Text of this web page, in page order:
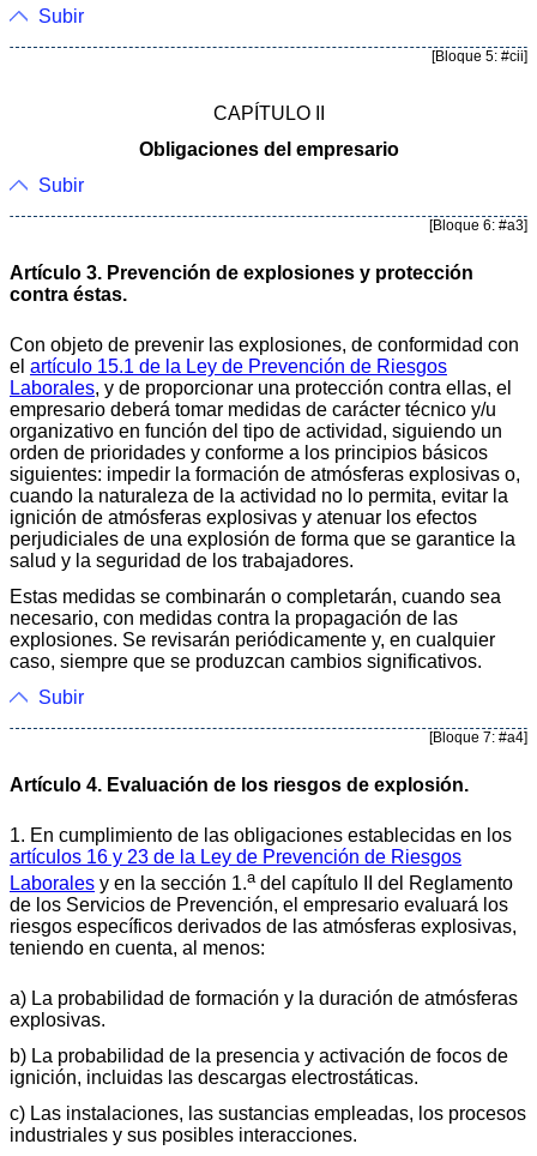
Subir
[Bloque 5: #cii]
CAPÍTULO II
Obligaciones del empresario
Subir
[Bloque 6: #a3]
Artículo 3. Prevención de explosiones y protección
contra éstas.
Con objeto de prevenir las explosiones, de conformidad con
el artículo 15.1 de la Ley de Prevención de Riesgos
Laborales, y de proporcionar una protección contra ellas, el
empresario deberá tomar medidas de carácter técnico y/u
organizativo en función del tipo de actividad, siguiendo un
orden de prioridades y conforme a los principios básicos
siguientes: impedir la formación de atmósferas explosivas o,
cuando la naturaleza de la actividad no lo permita, evitar la
ignición de atmósferas explosivas y atenuar los efectos
perjudiciales de una explosión de forma que se garantice la
salud y la seguridad de los trabajadores.
Estas medidas se combinarán o completarán, cuando sea
necesario, con medidas contra la propagación de las
explosiones. Se revisarán periódicamente y, en cualquier
caso, siempre que se produzcan cambios significativos.
Subir
[Bloque 7: #a4]
Artículo 4. Evaluación de los riesgos de explosión.
1. En cumplimiento de las obligaciones establecidas en los
artículos 16 y 23 de la Ley de Prevención de Riesgos
Laborales y en la sección 1.adel capítulo II del Reglamento
de los Servicios de Prevención, el empresario evaluará los
riesgos específicos derivados de las atmósferas explosivas,
teniendo en cuenta, al menos:
a) La probabilidad de formación y la duración de atmósferas
explosivas.
b) La probabilidad de la presencia y activación de focos de
ignición, incluidas las descargas electrostáticas.
c) Las instalaciones, las sustancias empleadas, los procesos
industriales y sus posibles interacciones.